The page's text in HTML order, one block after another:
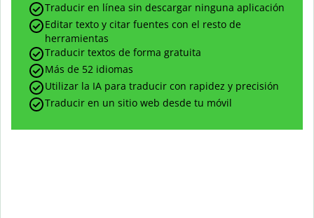
Traducir en línea sin descargar ninguna aplicación
Editar texto y citar fuentes con el resto de
herramientas
Traducir textos de forma gratuita
Más de 52 idiomas
Utilizar la IA para traducir con rapidez y precisión
Traducir en un sitio web desde tu móvil